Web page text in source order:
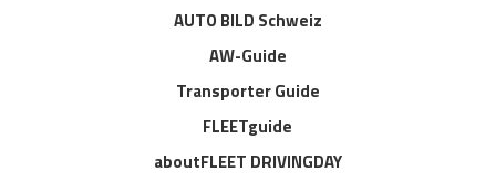
AUTO BILD Schweiz
AW-Guide
Transporter Guide
FLEETguide
aboutFLEET DRIVINGDAY